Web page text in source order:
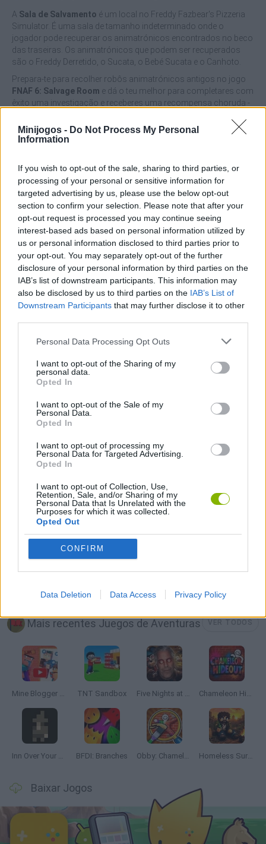
Minijogos - Do Not Process My Personal
Information
If you wish to opt-out of the sale, sharing to third parties, or
processing of your personal or sensitive information for
targeted advertising by us, please use the below opt-out
section to confirm your selection. Please note that after your
opt-out request is processed you may continue seeing
interest-based ads based on personal information utilized by
us or personal information disclosed to third parties prior to
your opt-out. You may separately opt-out of the further
disclosure of your personal information by third parties on the
IAB’s list of downstream participants. This information may
also be disclosed by us to third parties on the IAB’s List of
Downstream Participants that may further disclose it to other
Personal Data Processing Opt Outs
I want to opt-out of the Sharing of my
personal data.
Opted In
I want to opt-out of the Sale of my
Personal Data.
Opted In
I want to opt-out of processing my
Personal Data for Targeted Advertising.
Opted In
I want to opt-out of Collection, Use,
Retention, Sale, and/or Sharing of my
Personal Data that Is Unrelated with the
Purposes for which it was collected.
Opted Out
CONFIRM
Data Deletion Data Access Privacy Policy
A Sala de Salvamento é um local no Freddy Fazbear's Pizzeria
Simulator. É uma sala de tamanho indeterminado onde o
jogador pode recuperar os animatrónicos encontrados no beco
das traseiras. Os animatrónicos que podem ser recuperados
são o Freddy Derretido, o Sucata, o Bebé Sucata e o Canhoto.
Prepara-te para recolher robôs animatrónicos antigos no jogo
FNAF 6: Salvage Room e dá o teu melhor para completares com
êxito uma investigação e receberes uma recompensa choruda -
manteres alerta e preparado para um possível ataque!
Mergulha num mundo 3D sinistro e sombrio cheio de perigos,
Ouve a gravação, toma notas e mantém-te atento às diferentes
personagens e às suas acções. Se o animatrónico se alterar ou
emitir sons estranhos, acalma-o, mas cuidado: se o robô for
demasiado agressivo, vai atacar-te! Até onde serás capaz de ir
sem sofrer danos?
Quem criou o FNAF 6: Salvage Room?
Este jogo foi desenvolvido pela Feyten.
Etiquetas
JOGOS DE AVENTURAS
FIVE NIGHTS AT FREDDY'S
JOGOS CELULAR
Mais recentes Juegos de Aventuras
Mine Blogger Simulator 3D TNT Sandbox Five Nights at Epstein's Chameleon Hideout
Inn Over Your Head BFDI: Branches Obby: Chameleon: Paint & Hide Homeless Survival Online
Baixar Jogos